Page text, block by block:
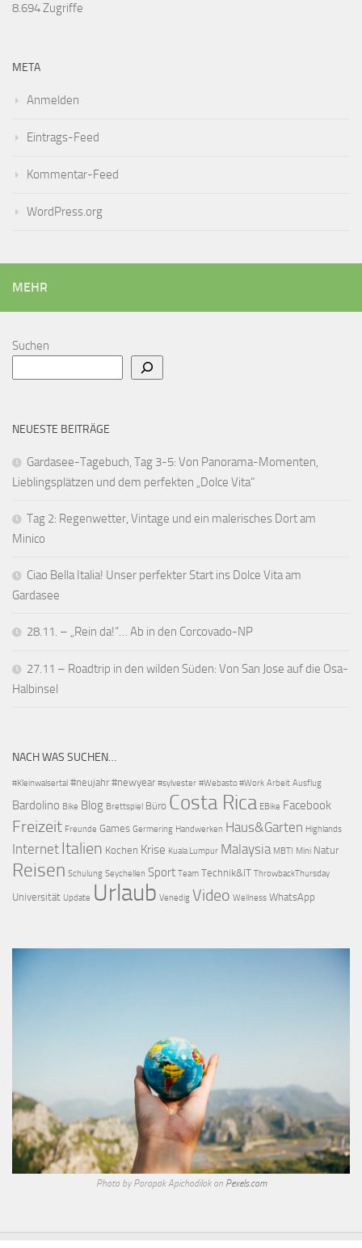
8.694 Zugriffe
META
Anmelden
Eintrags-Feed
Kommentar-Feed
WordPress.org
MEHR
Suchen
NEUESTE BEITRÄGE
Gardasee-Tagebuch, Tag 3-5: Von Panorama-Momenten,
Lieblingsplätzen und dem perfekten „Dolce Vita“
Tag 2: Regenwetter, Vintage und ein malerisches Dort am
Minico
Ciao Bella Italia! Unser perfekter Start ins Dolce Vita am
Gardasee
28.11. – „Rein da!“… Ab in den Corcovado-NP
27.11 – Roadtrip in den wilden Süden: Von San Jose auf die Osa-
Halbinsel
NACH WAS SUCHEN…
#Kleinwalsertal #neujahr #newyear #sylvester #Webasto #Work Arbeit Ausflug
Bardolino Bike Blog Brettspiel Büro Costa Rica EBike Facebook
Freizeit Freunde Games Germering Handwerken Haus&Garten Highlands
Internet Italien Kochen Krise Kuala Lumpur Malaysia MBTI Mini Natur
Reisen Schulung Seychellen Sport Team Technik&IT ThrowbackThursday
Universität Update Urlaub Venedig Video Wellness WhatsApp
Photo by Porapak Apichodilok on Pexels.com